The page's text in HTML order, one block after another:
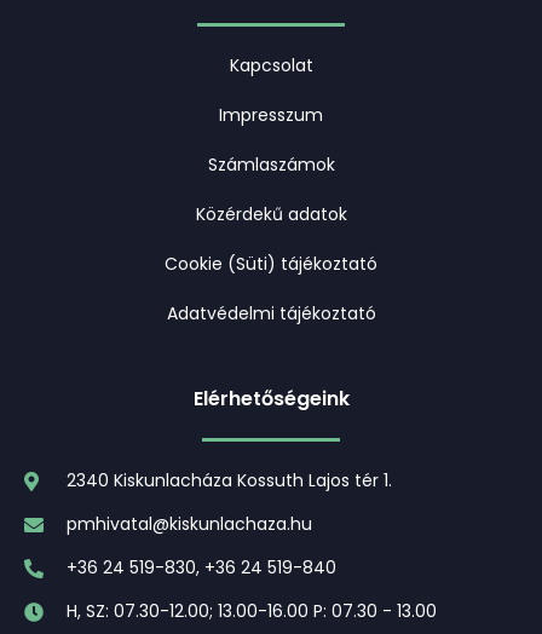
Kapcsolat
Impresszum
Számlaszámok
Közérdekű adatok
Cookie (Süti) tájékoztató
Adatvédelmi tájékoztató
Elérhetőségeink
2340 Kiskunlacháza Kossuth Lajos tér 1.
pmhivatal@kiskunlachaza.hu
+36 24 519-830, +36 24 519-840
H, SZ: 07.30-12.00; 13.00-16.00 P: 07.30 - 13.00